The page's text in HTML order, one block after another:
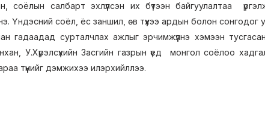
соёлын салбарт эхлүүлсэн их бүтээн байгуулалтаа
Үндэсний соёл, ёс заншил, өв түүхээ ардын болон сонгодог
гадаадад сурталчлах ажлыг эрчимжүүлнэ хэмээн
У.Хүрэлсүхийн Засгийн газрын үед монгол соёлоо
түүнийг дэмжихээ илэрхийллээ.